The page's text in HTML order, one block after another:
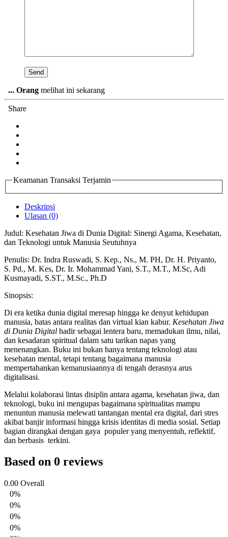
... Orang melihat ini sekarang
Share
Keamanan Transaksi Terjamin
Deskripsi
Ulasan (0)
Judul: Kesehatan Jiwa di Dunia Digital: Sinergi Agama, Kesehatan,
dan Teknologi untuk Manusia Seutuhnya
Penulis: Dr. Indra Ruswadi, S. Kep., Ns., M. PH, Dr. H. Priyanto,
S. Pd., M. Kes, Dr. Ir. Mohammad Yani, S.T., M.T., M.Sc, Adi
Kusmayadi, S.ST., M.Sc., Ph.D
Sinopsis:
Di era ketika dunia digital meresap hingga ke denyut kehidupan
manusia, batas antara realitas dan virtual kian kabur. Kesehatan Jiwa
di Dunia Digital hadir sebagai lentera baru, memadukan ilmu, nilai,
dan kesadaran spiritual dalam satu tarikan napas yang
menenangkan. Buku ini bukan hanya tentang teknologi atau
kesehatan mental, tetapi tentang bagaimana manusia
mempertahankan kemanusiaannya di tengah derasnya arus
digitalisasi.
Melalui kolaborasi lintas disiplin antara agama, kesehatan jiwa, dan
teknologi, buku ini mengupas bagaimana spiritualitas mampu
menuntun manusia melewati tantangan mental era digital, dari stres
akibat banjir informasi hingga krisis identitas di media sosial. Setiap
bagian dirangkai dengan gaya populer yang menyentuh, reflektif,
dan berbasis terkini.
Based on 0 reviews
0.00 Overall
0%
0%
0%
0%